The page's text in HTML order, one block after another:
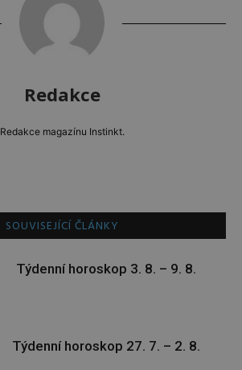
Redakce
Redakce magazínu Instinkt.
SOUVISEJÍCÍ ČLÁNKY
Týdenní horoskop 3. 8. – 9. 8.
Týdenní horoskop 27. 7. – 2. 8.